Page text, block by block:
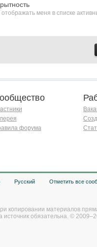
отображать меня в списке
форума
Русский Отметить все
копировании материалов
источник обязательна. ©